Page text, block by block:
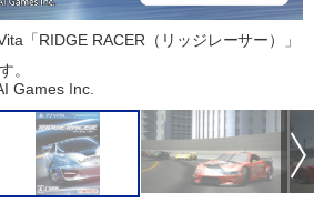
「RIDGE RACER（リッジレーサー）」
。
Games Inc.